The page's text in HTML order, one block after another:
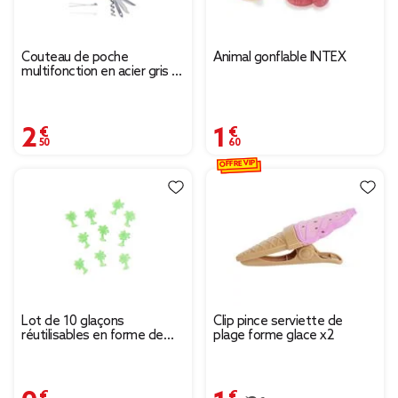
Couteau de poche
multifonction en acier gris et
2,50 €
Animal gonflable INTEX
1,60 €
Lot de 10 glaçons
réutilisables en forme de
0,68 €
Clip pince serviette de
plage forme glace x2
1,49 €
OFFRE VIP